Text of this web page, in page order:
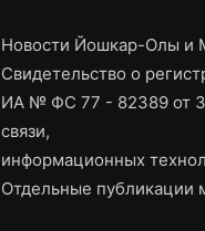
Новости Йошкар-Олы и
Свидетельство о
ИА № ФС 77 - 82389 от
связи,
информационных
Отдельные публикации